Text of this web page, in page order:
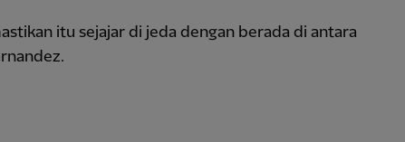
itu sejajar di jeda dengan berada di antara